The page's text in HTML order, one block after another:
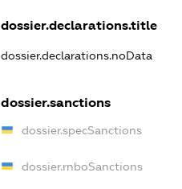
dossier.declarations.title
dossier.declarations.noData
dossier.sanctions
dossier.specSanctions
dossier.rnboSanctions